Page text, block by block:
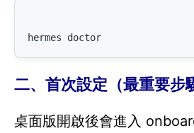
hermes doctor
二、首次設定（最重要步
桌面版開啟後會進入